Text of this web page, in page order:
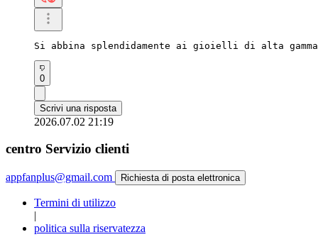
Si abbina splendidamente ai gioielli di alta
0
Scrivi una risposta
2026.07.02 21:19
centro Servizio clienti
appfanplus@gmail.com Richiesta di posta elettronica
Termini di utilizzo
|
politica sulla riservatezza